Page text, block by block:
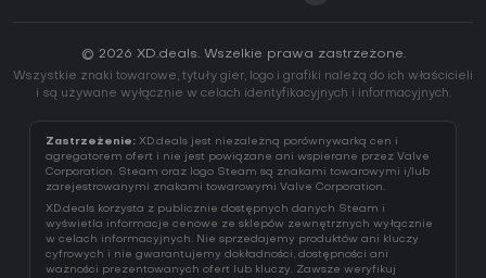
© 2026 XD.deals. Wszelkie prawa zastrzeżone.
Wszystkie znaki towarowe, tytuły gier, logo i grafiki należą do ich właścicieli
i są używane wyłącznie w celach identyfikacyjnych i informacyjnych.
Zastrzeżenie: XD.deals jest niezależną porównywarką cen i
agregatorem ofert i nie jest powiązane ani wspierane przez Valve
Corporation. Steam oraz logo Steam są znakami towarowymi i/lub
zarejestrowanymi znakami towarowymi Valve Corporation.
XD.deals korzysta z publicznie dostępnych danych Steam i
wyświetla informacje cenowe ze sklepów zewnętrznych wyłącznie
w celach informacyjnych. Nie sprzedajemy produktów ani kluczy
cyfrowych i nie gwarantujemy dokładności, dostępności ani
ważności prezentowanych ofert lub kluczy. Zawsze weryfikuj